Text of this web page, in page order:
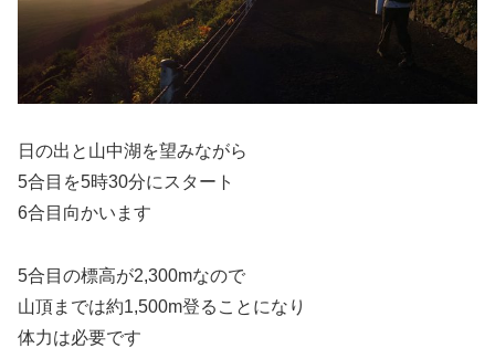
日の出と山中湖を望みながら
5合目を5時30分にスタート
6合目向かいます
5合目の標高が2,300mなので
山頂までは約1,500m登ることになり
体力は必要です